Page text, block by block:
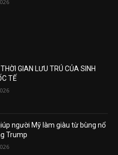
GIAN LƯU TRÚ CỦA SINH
TẾ
người Mỹ làm giàu từ bùng nổ
Trump